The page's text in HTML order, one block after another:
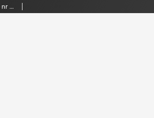
Dziennik Radomski : 24 godziny, 1992, R.2, nr 116